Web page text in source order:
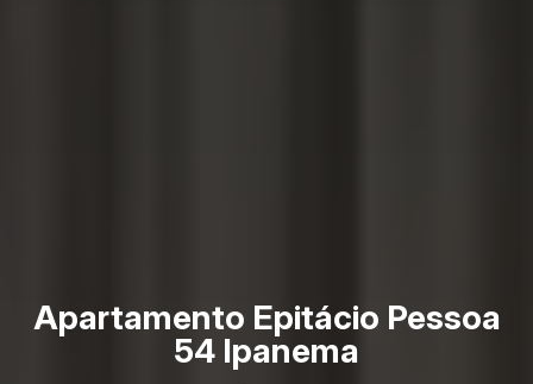
Apartamento Epitácio Pessoa
54 Ipanema